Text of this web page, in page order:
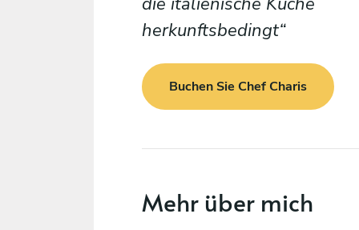
herkunftsbedingt
Buchen Sie Chef Charis
Mehr über mich